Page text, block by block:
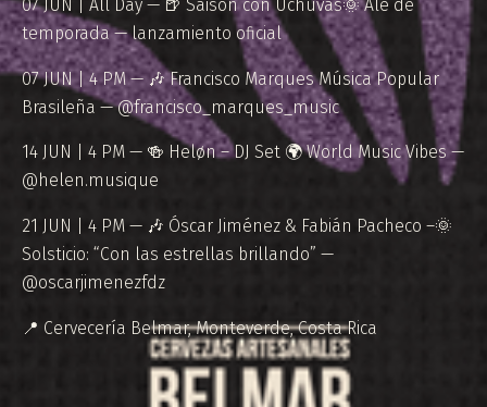
07 JUN | All Day — 🍺 Saison con Uchuvas🌞 Ale de
temporada — lanzamiento oficial
07 JUN | 4 PM — 🎶 Francisco Marques Música Popular
Brasileña — @francisco_marques_music
14 JUN | 4 PM — 🍻 Heløn – DJ Set 🌍 World Music Vibes —
@helen.musique
21 JUN | 4 PM — 🎶 Óscar Jiménez & Fabián Pacheco –🌞
Solsticio: “Con las estrellas brillando” —
@oscarjimenezfdz
📍 Cervecería Belmar, Monteverde, Costa Rica